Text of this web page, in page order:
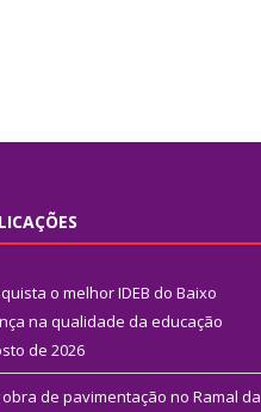
o melhor IDEB do Baixo
na qualidade da educação
de 2026
de pavimentação no Ramal da